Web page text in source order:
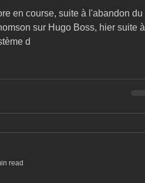
en course, suite à l'abandon du
sur Hugo Boss, hier suite à
d
read